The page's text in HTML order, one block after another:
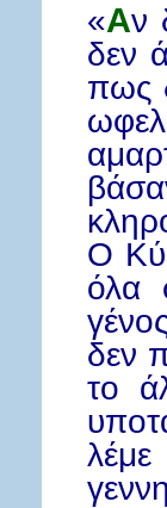
«Αν
δεν
πως
Ο
όλα
δεν
το